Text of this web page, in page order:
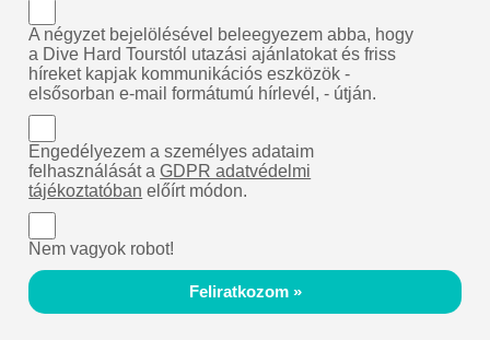
A négyzet bejelölésével beleegyezem abba, hogy
a Dive Hard Tourstól utazási ajánlatokat és friss
híreket kapjak kommunikációs eszközök -
elsősorban e-mail formátumú hírlevél, - útján.
Engedélyezem a személyes adataim
felhasználását aGDPR adatvédelmi
tájékoztatóban előírt módon.
Nem vagyok robot!
Feliratkozom »